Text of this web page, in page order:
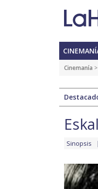
Cinemanía
Sinopsis